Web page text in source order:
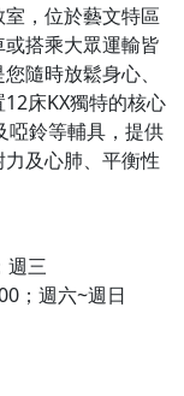
，位於藝文特區
搭乘大眾運輸皆
隨時放鬆身心、
床KX獨特的核心
啞鈴等輔具，提供
及心肺、平衡性
週三
；週六~週日